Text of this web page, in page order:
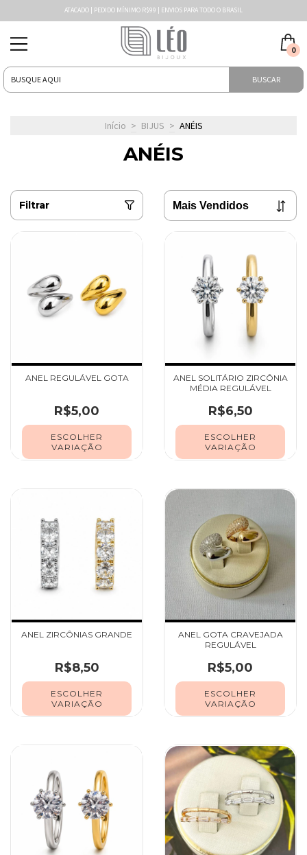
ATACADO | PEDIDO MÍNIMO R$99 | ENVIOS PARA TODO O BRASIL
BUSCAR
0
Início > BIJUS > ANÉIS
ANÉIS
Filtrar
ANEL REGULÁVEL GOTA
R$5,00
ESCOLHER
VARIAÇÃO
ANEL SOLITÁRIO ZIRCÔNIA
MÉDIA REGULÁVEL
R$6,50
ESCOLHER
VARIAÇÃO
ANEL ZIRCÔNIAS GRANDE
R$8,50
ESCOLHER
VARIAÇÃO
ANEL GOTA CRAVEJADA
REGULÁVEL
R$5,00
ESCOLHER
VARIAÇÃO